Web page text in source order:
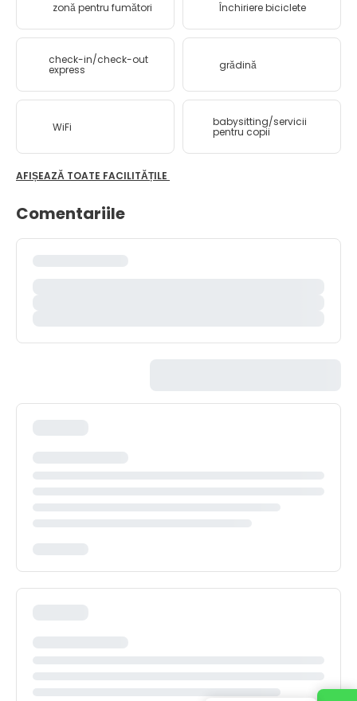
zonă pentru fumători Închiriere biciclete
check-in/check-out
express grădină
WiFi babysitting/servicii
pentru copii
AFIȘEAZĂ TOATE FACILITĂȚILE
Comentariile